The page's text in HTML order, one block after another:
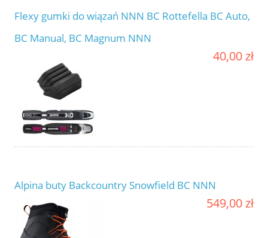
Flexy gumki do wiązań NNN BC Rottefella BC Auto,
BC Manual, BC Magnum NNN
40,00 zł
Alpina buty Backcountry Snowfield BC NNN
549,00 zł